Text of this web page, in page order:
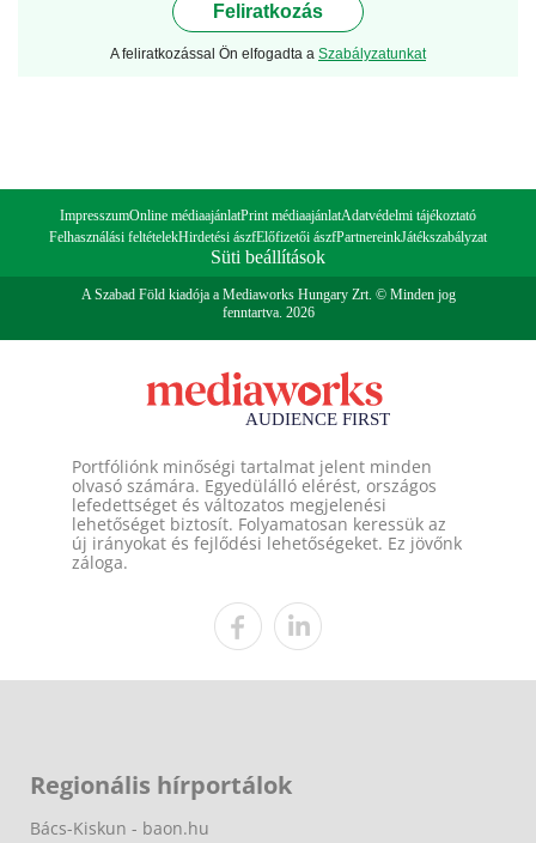
Feliratkozás
A feliratkozással Ön elfogadta a Szabályzatunkat
ImpresszumOnline médiaajánlatPrint médiaajánlatAdatvédelmi tájékoztató
Felhasználási feltételekHirdetési ászfElőfizetői ászfPartnereinkJátékszabályzat
Süti beállítások
A Szabad Föld kiadója a Mediaworks Hungary Zrt. © Minden jog
fenntartva. 2026
Portfóliónk minőségi tartalmat jelent minden
olvasó számára. Egyedülálló elérést, országos
lefedettséget és változatos megjelenési
lehetőséget biztosít. Folyamatosan keressük az
új irányokat és fejlődési lehetőségeket. Ez jövőnk
záloga.
Regionális hírportálok
Bács-Kiskun - baon.hu